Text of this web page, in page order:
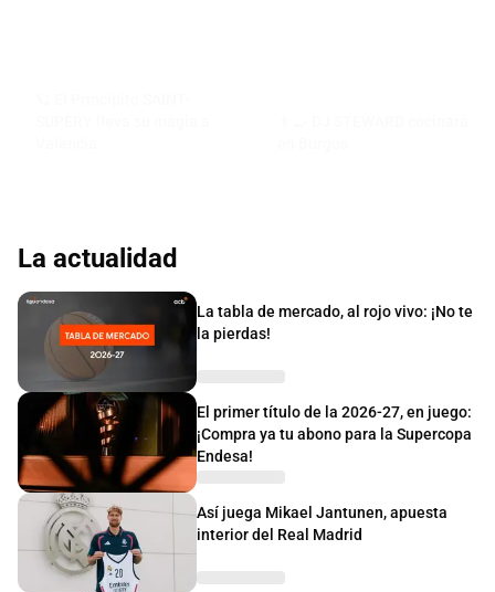
La actualidad
La tabla de mercado, al rojo vivo: ¡No te
la pierdas!
El primer título de la 2026-27, en juego:
¡Compra ya tu abono para la Supercopa
Endesa!
Así juega Mikael Jantunen, apuesta
interior del Real Madrid